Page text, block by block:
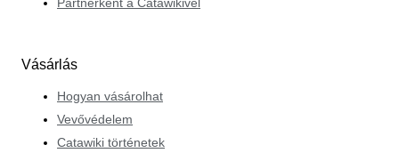
Vásárlás
Hogyan vásárolhat
Vevővédelem
Catawiki történetek